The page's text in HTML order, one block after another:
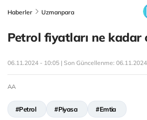
Haberler Uzmanpara
Petrol fiyatları ne kadar
06.11.2024 - 10:05 | Son Güncellenme:
AA
#Petrol #Piyasa #Emtia